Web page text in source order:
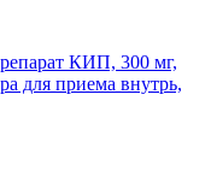
КИП, 300 мг,
для приема внутрь,